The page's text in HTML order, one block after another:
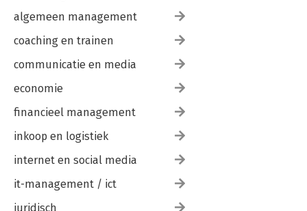
algemeen management
coaching en trainen
communicatie en media
economie
financieel management
inkoop en logistiek
internet en social media
it-management / ict
juridisch